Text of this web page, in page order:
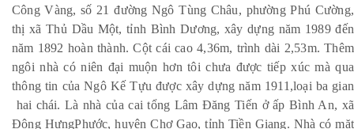
Công Vàng, số 21 đường Ngô Tùng Châu, phường Phú Cường,
thị xã Thủ Dầu Một, tỉnh Bình Dương, xây dựng năm 1989 đến
năm 1892 hoàn thành. Cột cái cao 4,36m, trình dài 2,53m. Thêm
ngôi nhà có niên đại muộn hơn tôi chưa được tiếp xúc mà qua
thông tin của Ngô Kế Tựu được xây dựng năm 1911,loại ba gian
hai chái. Là nhà của cai tổng Lâm Đăng Tiến ở ấp Bình An, xã
Đông HưngPhước, huyện Chợ Gạo, tỉnh Tiền Giang. Nhà có mặt